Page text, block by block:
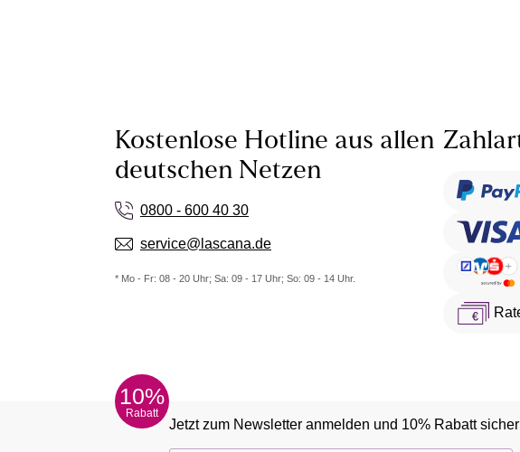
Kostenlose Hotline aus allen
deutschen Netzen
0800 - 600 40 30
service@lascana.de
* Mo - Fr: 08 - 20 Uhr; Sa: 09 - 17 Uhr; So: 09 - 14 Uhr.
10%
Rabatt
Jetzt zum Newsletter anmelden und 10% Rabatt